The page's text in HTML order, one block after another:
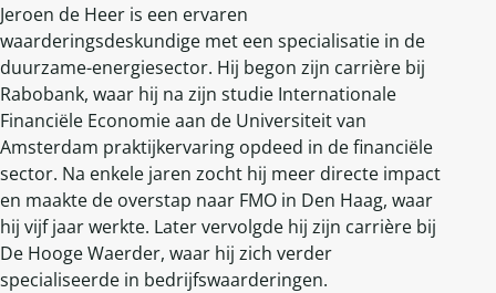
Jeroen de Heer is een ervaren
waarderingsdeskundige met een specialisatie in de
duurzame-energiesector. Hij begon zijn carrière bij
Rabobank, waar hij na zijn studie Internationale
Financiële Economie aan de Universiteit van
Amsterdam praktijkervaring opdeed in de financiële
sector. Na enkele jaren zocht hij meer directe impact
en maakte de overstap naar FMO in Den Haag, waar
hij vijf jaar werkte. Later vervolgde hij zijn carrière bij
De Hooge Waerder, waar hij zich verder
specialiseerde in bedrijfswaarderingen.